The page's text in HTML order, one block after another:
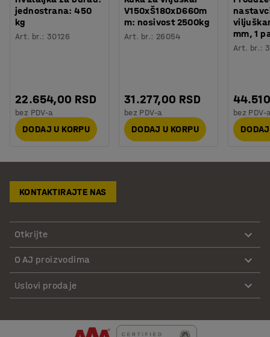
jednostrana: 450
kg
Art. br.:30126
22.654,00 RSD
bez PDV-a
DODAJ U KORPU
V150xŠ180xD660m
m: nosivost 2500kg
Art. br.: 26054
31.277,00 RSD
bez PDV-a
DODAJ U KORPU
mm, 1
Art. br.:
bez PDV-
KONTAKTIRAJTE NAS
Otkrijte
O AJ proizvodima
Uslovi prodaje